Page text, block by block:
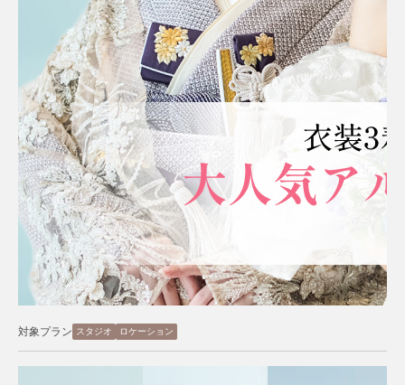
対象プラン スタジオ ロケーション